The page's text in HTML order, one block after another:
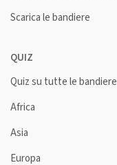
Scarica le bandiere
QUIZ
Quiz su tutte le bandiere
Africa
Asia
Europa